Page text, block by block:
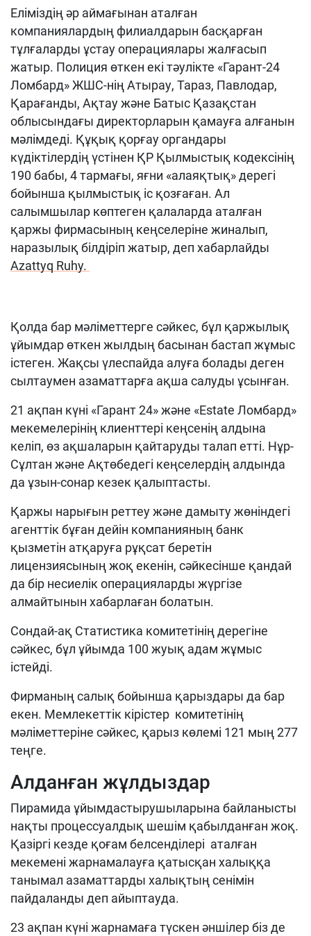
Еліміздің әр аймағынан аталған
компаниялардың филиалдарын басқарған
тұлғаларды ұстау операциялары жалғасып
жатыр. Полиция өткен екі тәулікте «Гарант-24
Ломбард» ЖШС-нің Атырау, Тараз, Павлодар,
Қарағанды, Ақтау және Батыс Қазақстан
облысындағы директорларын қамауға алғанын
мәлімдеді. Құқық қорғау органдары
күдіктілердің үстінен ҚР Қылмыстық кодексінің
190 бабы, 4 тармағы, яғни «алаяқтық» дерегі
бойынша қылмыстық іс қозғаған. Ал
салымшылар көптеген қалаларда аталған
қаржы фирмасының кеңселеріне жиналып,
наразылық білдіріп жатыр, деп хабарлайды
Azattyq Ruhy.
Қолда бар мәліметтерге сәйкес, бұл қаржылық
ұйымдар өткен жылдың басынан бастап жұмыс
істеген. Жақсы үлеспайда алуға болады деген
сылтаумен азаматтарға ақша салуды ұсынған.
21 ақпан күні «Гарант 24» және «Estate Ломбард»
мекемелерінің клиенттері кеңсенің алдына
келіп, өз ақшаларын қайтаруды талап етті. Нұр-
Сұлтан және Ақтөбедегі кеңселердің алдында
да ұзын-сонар кезек қалыптасты.
Қаржы нарығын реттеу және дамыту жөніндегі
агенттік бұған дейін компанияның банк
қызметін атқаруға рұқсат беретін
лицензиясының жоқ екенін, сәйкесінше қандай
да бір несиелік операцияларды жүргізе
алмайтынын хабарлаған болатын.
Сондай-ақ Статистика комитетінің дерегіне
сәйкес, бұл ұйымда 100 жуық адам жұмыс
істейді.
Фирманың салық бойынша қарыздары да бар
екен. Мемлекеттік кірістер комитетінің
мәліметтеріне сәйкес, қарыз көлемі 121 мың 277
теңге.
Алданған жұлдыздар
Пирамида ұйымдастырушыларына байланысты
нақты процессуалдық шешім қабылданған жоқ.
Қазіргі кезде қоғам белсенділері аталған
мекемені жарнамалауға қатысқан халыққа
танымал азаматтарды халықтың сенімін
пайдаланды деп айыптауда.
23 ақпан күні жарнамаға түскен әншілер біз де